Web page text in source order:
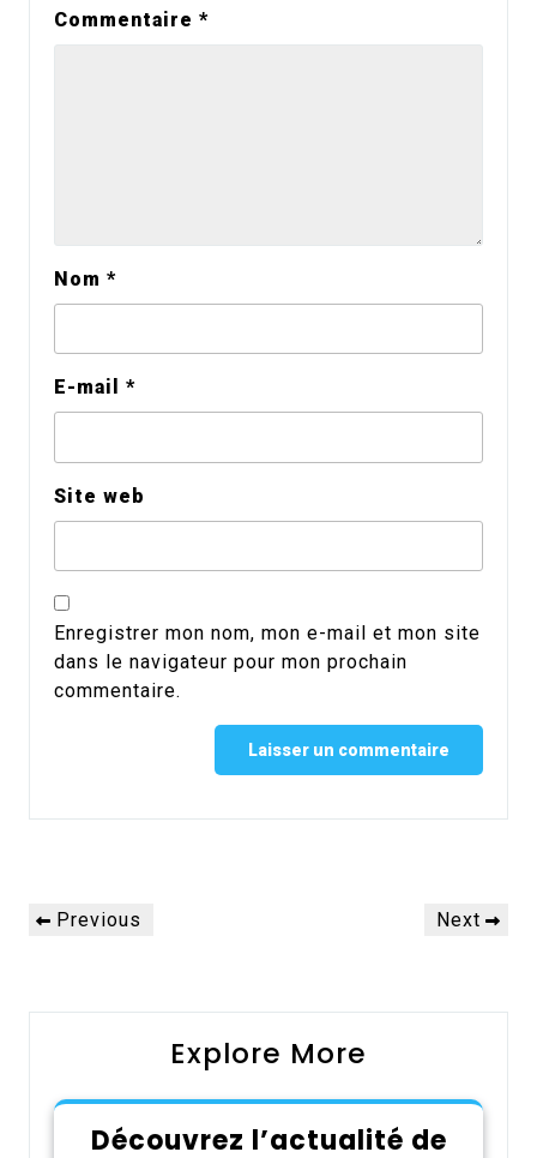
Commentaire *
Nom *
E-mail *
Site web
Enregistrer mon nom, mon e-mail et mon site
dans le navigateur pour mon prochain
commentaire.
Navigation
dePrevious
Previous
Next
Next
Explore More
Découvrez l’actualité de